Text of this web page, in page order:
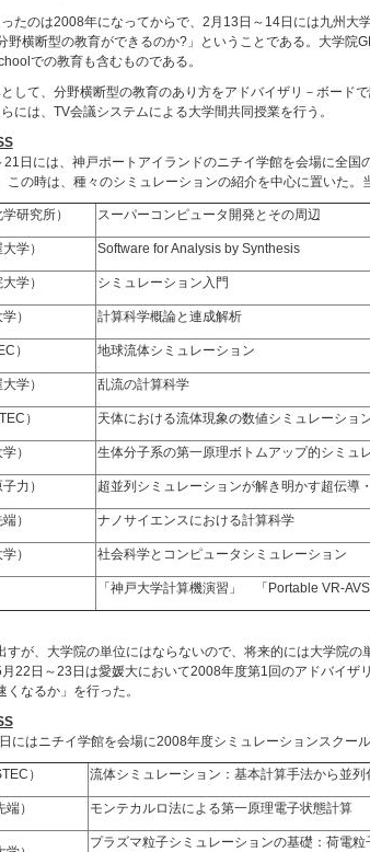
たのは2008年になってからで、2月13日～14日には九州
野横断型の教育ができるのか?」ということである。大学
での教育も含むものである。
して、分野横断型の教育のあり方をアドバイザリ－ボー
には、TV会議システムによる大学間共同授業を行う。
日には、神戸ポートアイランドのニチイ学館を会場に全
この時は、種々のシミュレーションの紹介を中心に置いた。
研究所） スーパーコンピュータ開発とその周辺
学） Software for Analysis by Synthesis
学） シミュレーション入門
） 計算科学概論と連成解析
） 地球流体シミュレーション
学） 乱流の計算科学
） 天体における流体現象の数値シミュレーショ
） 生体分子系の第一原理ボトムアップ的シミュ
力） 超並列シミュレーションが解き明かす超伝導
） ナノサイエンスにおける計算科学
） 社会科学とコンピュータシミュレーション
「神戸大学計算機演習」 「Portable VR-AVS
が、大学院の単位にはならないので、将来的には大学院
22日～23日は愛媛大において2008年度第1回のアドバイ
くなるか」を行った。
にはニチイ学館を会場に2008年度シミュレーションスクー
） 流体シミュレーション：基本計算手法から並列
） モンテカルロ法による第一原理電子状態計算
プラズマ粒子シミュレーションの基礎：荷電粒